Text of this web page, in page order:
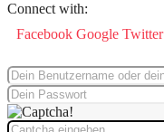
Connect with:
Facebook Google Twitter